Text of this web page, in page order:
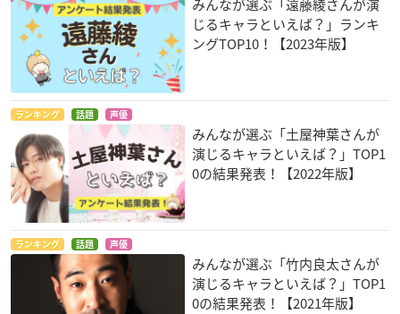
みんなが選ぶ「遠藤綾さんが演
じるキャラといえば？」ランキ
ングTOP10！【2023年版】
ランキング 話題 声優
みんなが選ぶ「土屋神葉さんが
演じるキャラといえば？」TOP1
0の結果発表！【2022年版】
ランキング 話題 声優
みんなが選ぶ「竹内良太さんが
演じるキャラといえば？」TOP1
0の結果発表！【2021年版】